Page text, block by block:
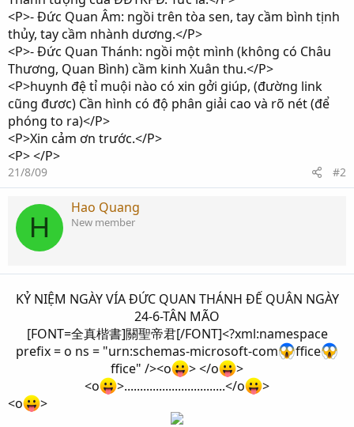
<P>- Đức Quan Âm: ngồi trên tòa sen, tay cầm bình tịnh
thủy, tay cầm nhành dương.</P>
<P>- Đức Quan Thánh: ngồi một mình (không có Châu
Thương, Quan Bình) cầm kinh Xuân thu.</P>
<P>huynh đệ tỉ muội nào có xin gởi giúp, (đường link
cũng đươc) Cần hình có độ phân giải cao và rõ nét (để
phóng to ra)</P>
<P>Xin cảm ơn trước.</P>
<P> </P>
21/8/09 #2
H
Hao Quang
New member
KỶ NIỆM NGÀY VÍA ĐỨC QUAN THÁNH ĐẾ QUÂN NGÀY
24-6-TÂN MÃO​
[FONT=全真楷書]關聖帝君[/FONT]<?xml:namespace
prefix = o ns = "urn:schemas-microsoft-com
ffice
ffice" /><o
> </o
>​
<o
>................................</o
>​
<o
>